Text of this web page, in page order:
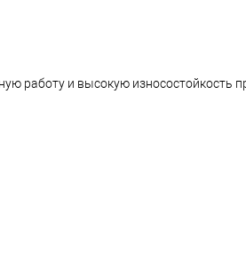
работу и высокую износостойкость